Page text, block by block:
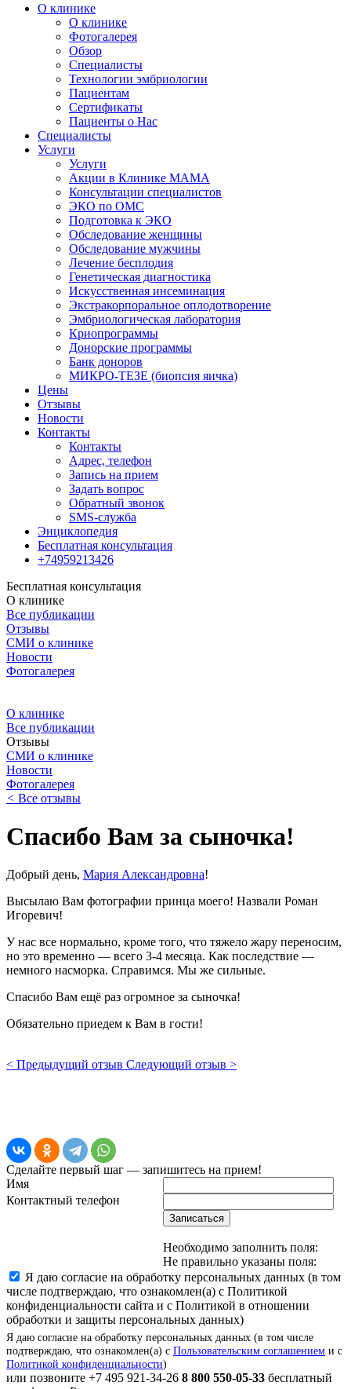
О клинике
О клинике
Фотогалерея
Обзор
Специалисты
Технологии эмбриологии
Пациентам
Сертификаты
Пациенты о Нас
Специалисты
Услуги
Услуги
Акции в Клинике МАМА
Консультации специалистов
ЭКО по ОМС
Подготовка к ЭКО
Обследование женщины
Обследование мужчины
Лечение бесплодия
Генетическая диагностика
Искусственная инсеминация
Экстракорпоральное оплодотворение
Эмбриологическая лаборатория
Криопрограммы
Донорские программы
Банк доноров
МИКРО-ТЕЗЕ (биопсия яичка)
Цены
Отзывы
Новости
Контакты
Контакты
Адрес, телефон
Запись на прием
Задать вопрос
Обратный звонок
SMS-служба
Энциклопедия
Бесплатная консультация
+74959213426
Бесплатная консультация
О клинике
Все публикации
Отзывы
СМИ о клинике
Новости
Фотогалерея
О клинике
Все публикации
Отзывы
СМИ о клинике
Новости
Фотогалерея
< Все отзывы
Спасибо Вам за сыночка!
Добрый день, Мария Александровна!
Высылаю Вам фотографии принца моего! Назвали Роман
Игоревич!
У нас все нормально, кроме того, что тяжело жару переносим,
но это временно — всего 3-4 месяца. Как последствие —
немного насморка. Справимся. Мы же сильные.
Спасибо Вам ещё раз огромное за сыночка!
Обязательно приедем к Вам в гости!
< Предыдущий отзыв Следующий отзыв >
Сделайте первый шаг — запишитесь на прием!
Имя
Контактный телефон
Записаться
Необходимо заполнить поля:
Не правильно указаны поля:
Я даю согласие на обработку персональных данных (в том
числе подтверждаю, что ознакомлен(а) с Политикой
конфиденциальности сайта и с Политикой в отношении
обработки и защиты персональных данных)
Я даю согласие на обработку персональных данных (в том числе
подтверждаю, что ознакомлен(а) с Пользовательским соглашением и с
Политикой конфиденциальности)
или позвоните +7 495 921-34-26 8 800 550-05-33 бесплатный